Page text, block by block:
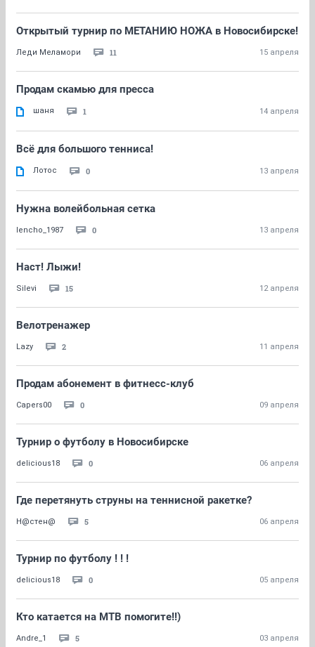
Открытый турнир по МЕТАНИЮ НОЖА в Новосибирске!
Леди Меламори 11 15 апреля
Продам скамью для пресса
шаня 1 14 апреля
Всё для большого тенниса!
Лотос 0 13 апреля
Нужна волейбольная сетка
lencho_1987 0 13 апреля
Наст! Лыжи!
Silevi 15 12 апреля
Велотренажер
Lazy 2 11 апреля
Продам абонемент в фитнесс-клуб
Capers00 0 09 апреля
Турнир о футболу в Новосибирске
delicious18 0 06 апреля
Где перетянуть струны на теннисной ракетке?
Н@стен@ 5 06 апреля
Турнир по футболу ! ! !
delicious18 0 05 апреля
Кто катается на МТВ помогите!!)
Andre_1 5 03 апреля